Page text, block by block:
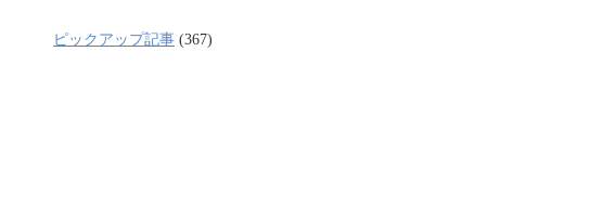
ピックアップ記事 (367)